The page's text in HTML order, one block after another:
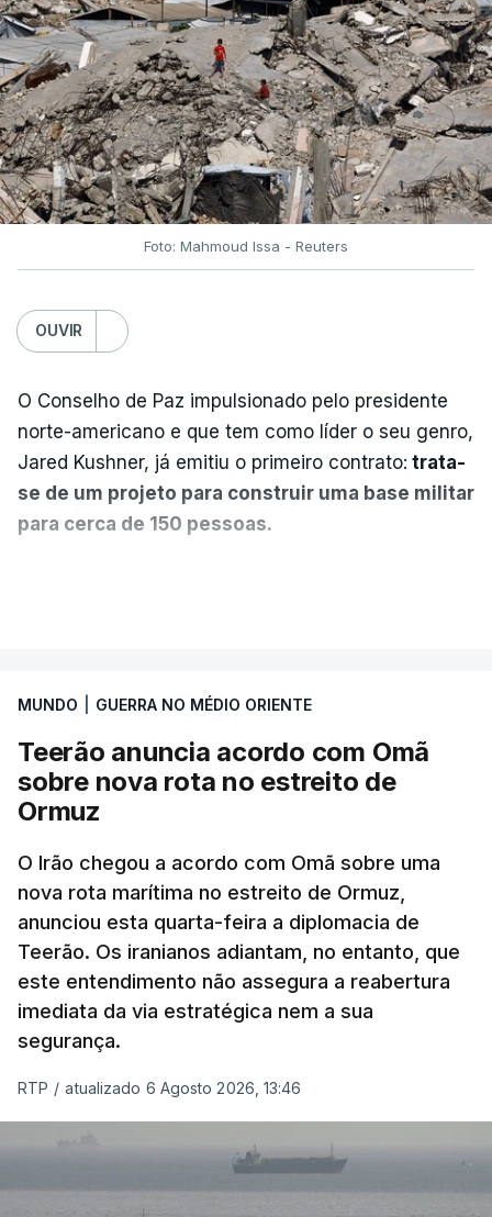
Foto: Mahmoud Issa - Reuters
OUVIR
O Conselho de Paz impulsionado pelo presidente
norte-americano e que tem como líder o seu genro,
Jared Kushner, já emitiu o primeiro contrato: trata-
se de um projeto para construir uma base militar
para cerca de 150 pessoas.
que já colaborou com a Administração norte-
americana em projetos no Médio Oriente,
nomeadamente no Iraque.
militar deverá ficar nos 60 por cento de
território de Gaza que Israel controla e a cerca
de 1,5 quilómetros da fronteira com Israel.
Permite, desta forma, uma extração rápida em
caso de ataque.
Segundo um funcionário do Conselho de Paz, a
organização está na “fase final de preparação de
MUNDO GUERRA NO MÉDIO ORIENTE
Teerão anuncia acordo com Omã
sobre nova rota no estreito de
Ormuz
O Irão chegou a acordo com Omã sobre uma
nova rota marítima no estreito de Ormuz,
anunciou esta quarta-feira a diplomacia de
Teerão. Os iranianos adiantam, no entanto, que
este entendimento não assegura a reabertura
imediata da via estratégica nem a sua
segurança.
RTP / atualizado 6 Agosto 2026, 13:46